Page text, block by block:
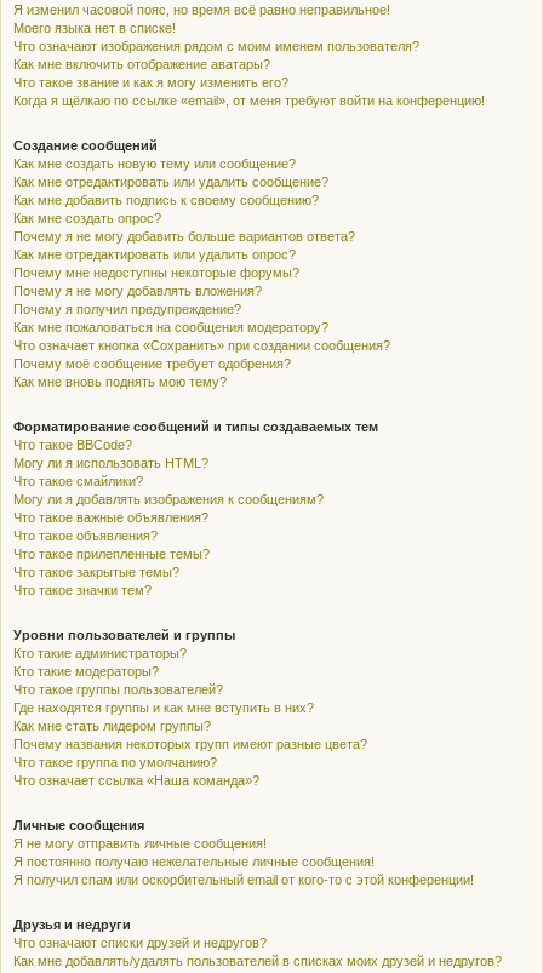
Я изменил часовой пояс, но время всё равно неправильное!
Моего языка нет в списке!
Что означают изображения рядом с моим именем пользователя?
Как мне включить отображение аватары?
Что такое звание и как я могу изменить его?
Когда я щёлкаю по ссылке «email», от меня требуют войти на конференцию!
Создание сообщений
Как мне создать новую тему или сообщение?
Как мне отредактировать или удалить сообщение?
Как мне добавить подпись к своему сообщению?
Как мне создать опрос?
Почему я не могу добавить больше вариантов ответа?
Как мне отредактировать или удалить опрос?
Почему мне недоступны некоторые форумы?
Почему я не могу добавлять вложения?
Почему я получил предупреждение?
Как мне пожаловаться на сообщения модератору?
Что означает кнопка «Сохранить» при создании сообщения?
Почему моё сообщение требует одобрения?
Как мне вновь поднять мою тему?
Форматирование сообщений и типы создаваемых тем
Что такое BBCode?
Могу ли я использовать HTML?
Что такое смайлики?
Могу ли я добавлять изображения к сообщениям?
Что такое важные объявления?
Что такое объявления?
Что такое прилепленные темы?
Что такое закрытые темы?
Что такое значки тем?
Уровни пользователей и группы
Кто такие администраторы?
Кто такие модераторы?
Что такое группы пользователей?
Где находятся группы и как мне вступить в них?
Как мне стать лидером группы?
Почему названия некоторых групп имеют разные цвета?
Что такое группа по умолчанию?
Что означает ссылка «Наша команда»?
Личные сообщения
Я не могу отправить личные сообщения!
Я постоянно получаю нежелательные личные сообщения!
Я получил спам или оскорбительный email от кого-то с этой конференции!
Друзья и недруги
Что означают списки друзей и недругов?
Как мне добавлять/удалять пользователей в списках моих друзей и недругов?